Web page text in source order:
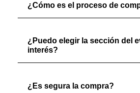
¿Cómo es el proceso de
¿Puedo elegir la sección del
interés?
¿Es segura la compra?